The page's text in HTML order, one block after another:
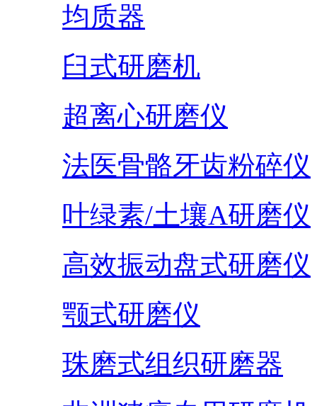
均质器
臼式研磨机
超离心研磨仪
法医骨骼牙齿粉碎仪
叶绿素/土壤A研磨仪
高效振动盘式研磨仪
颚式研磨仪
珠磨式组织研磨器